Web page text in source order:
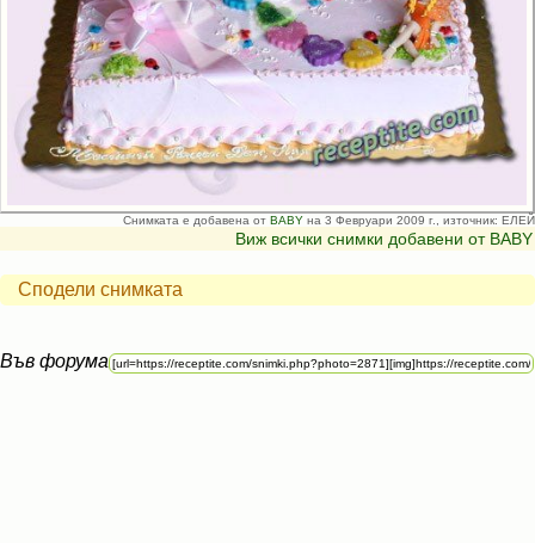
Снимката е добавена от BABY на 3 Февруари 2009 г., източник: ЕЛЕЙ
Виж всички снимки добавени от BABY
Сподели снимката
Във форума